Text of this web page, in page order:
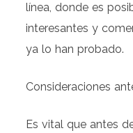
línea, donde es
interesantes y
ya lo han probado.
Consideraciones
Es vital que antes